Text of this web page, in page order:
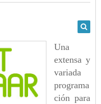
Una
extensa y
variada
programa
ción para